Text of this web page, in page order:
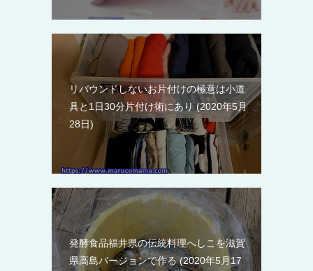
リバウンドしないお片付けの極意は小道
具と1日30分片付け術にあり 2020年5月
28日
発酵食品福井県の伝統料理へしこを滋賀
県高島バージョンで作る 2020年5月17